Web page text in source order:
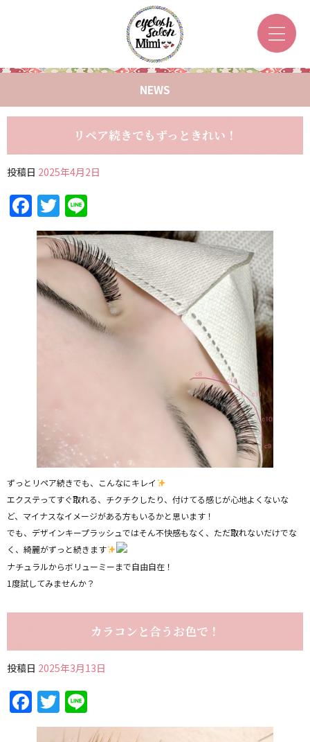
NEWS
リペア続きでもずっときれい！
投稿日 2025年4月2日
Facebook
Twitter
ずっとリペア続きでも、こんなにキレイ
エクステってすぐ取れる、チクチクしたり、付けてる感じが心地よくないな
ど、マイナスなイメージがある方もいるかと思います！
でも、デザインキープラッシュではそん不快感もなく、ただ取れないだけでな
く、綺麗がずっと続きます
ナチュラルからボリューミーまで自由自在！
1度試してみませんか？
カラコンと合うお色で！
投稿日 2025年3月13日
Facebook
Twitter